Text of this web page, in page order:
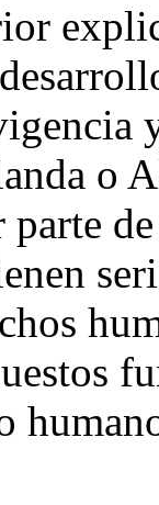
o